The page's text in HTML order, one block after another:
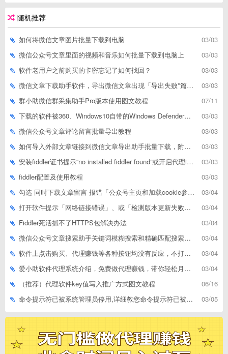
随机推荐
03/03
如何将微信文章图片批量下载到电脑
03/03
微信公众号文章里面的视频和音乐如何批量下载到电脑上
03/03
软件老用户之前购买的卡密忘记了如何找回？
03/03
微信文章下载助手软件，导出微信文章出现「导出失败*篇」如何解决
07/11
群小助微信群采集助手Pro版本使用图文教程
03/03
下载的软件被360、Windows10自带的Windows Defender、腾讯管家等杀毒软件误删了怎么解决
03/03
微信公众号文章评论留言批量导出教程
03/03
如何导入外部文章链接到微信文章导出助手批量下载，附上3种方式
03/03
安装fiddler证书提示“no installed fiddler found”或开启代理ip失败
03/03
fiddler配置及使用教程
03/04
勾选 同时下载文章留言 报错「公众号主页和加载cookie参数不能为空」
03/04
打开软件提示「网络链接错误」、或「检测版本更新失败」等网络问题解决方案
03/04
Fiddler死活抓不了HTTPS包解决办法
03/04
微信公众号文章搜索助手关键词模糊搜索和精确匹配搜索的区别
03/04
软件上点击购买、代理赚钱等各种按钮均没有反应，不打开相应网址怎么解决
03/04
爱小助软件代理系统介绍，免费做代理赚钱，带你轻松月收入过万
06/16
（推荐）代理软件key值写入推广方式图文教程
03/05
命令提示符已被系统管理员停用,详细教您命令提示符已被系统管理员停用怎么办